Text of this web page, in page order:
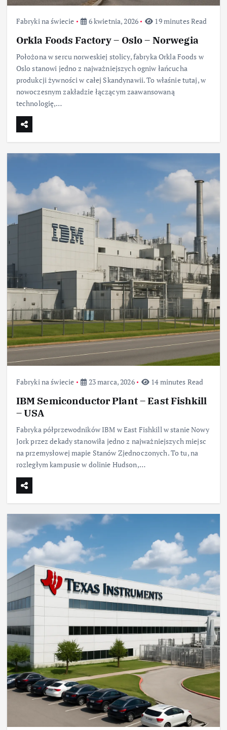
Fabryki na świecie 6 kwietnia, 2026 19 minutes Read
Orkla Foods Factory – Oslo – Norwegia
Położona w sercu norweskiej stolicy, fabryka Orkla Foods w
Oslo stanowi jedno z najważniejszych ogniw łańcucha
produkcji żywności w całej Skandynawii. To właśnie tutaj, w
nowoczesnym zakładzie łączącym zaawansowaną
technologię,…
Fabryki na świecie 23 marca, 2026 14 minutes Read
IBM Semiconductor Plant – East Fishkill
– USA
Fabryka półprzewodników IBM w East Fishkill w stanie Nowy
Jork przez dekady stanowiła jedno z najważniejszych miejsc
na przemysłowej mapie Stanów Zjednoczonych. To tu, na
rozległym kampusie w dolinie Hudson,…